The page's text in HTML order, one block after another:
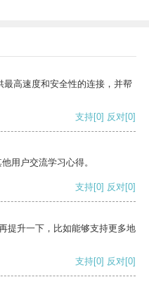
高速度和安全性的连接，并帮
支持[0] 反对[0]
用户交流学习心得。
支持[0] 反对[0]
提升一下，比如能够支持更多地
支持[0] 反对[0]